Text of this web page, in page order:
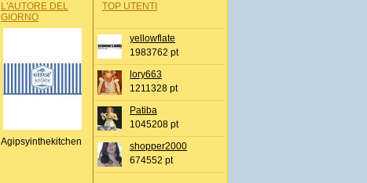
L'AUTORE DEL
GIORNO
Agipsyinthekitchen
TOP UTENTI
yellowflate
1983762 pt
lory663
1211328 pt
Patiba
1045208 pt
shopper2000
674552 pt